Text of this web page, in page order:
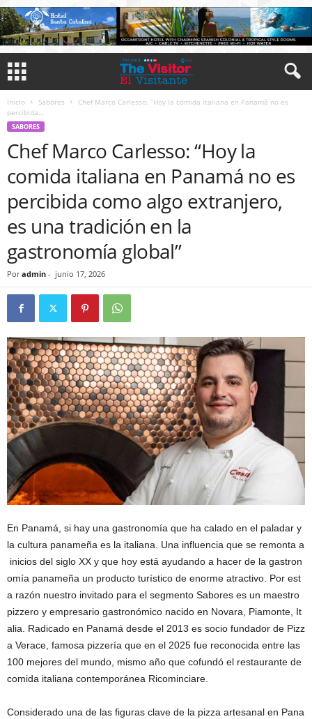
Inicio Sabores
Chef Marco Carlesso: “Hoy la comida italiana en Panamá no es
percibida...
SABORES
Chef Marco Carlesso: “Hoy la
comida italiana en Panamá no es
percibida como algo extranjero,
es una tradición en la
gastronomía global”
Por admin - junio 17, 2026
En Panamá, si hay una gastronomía que ha calado en el paladar y
la cultura panameña es la italiana. Una influencia que se remonta a
inicios del siglo XX y que hoy está ayudando a hacer de la gastron
omía panameña un producto turístico de enorme atractivo. Por est
a razón nuestro invitado para el segmento Sabores es un maestro
pizzero y empresario gastronómico nacido en Novara, Piamonte, It
alia. Radicado en Panamá desde el 2013 es socio fundador de Pizz
a Verace, famosa pizzería que en el 2025 fue reconocida entre las
100 mejores del mundo, mismo año que cofundó el restaurante de
comida italiana contemporánea Ricominciare.
Considerado una de las figuras clave de la pizza artesanal en Pana